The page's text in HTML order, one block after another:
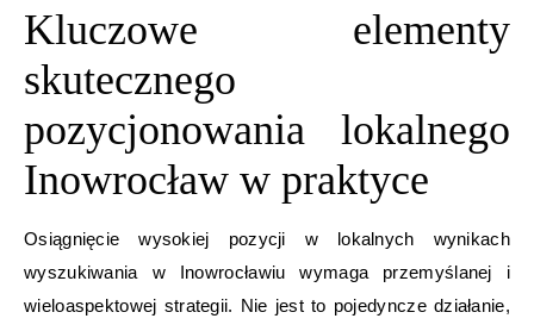
Kluczowe elementy
skutecznego
pozycjonowania lokalnego
Inowrocław w praktyce
Osiągnięcie wysokiej pozycji w lokalnych wynikach
wyszukiwania w Inowrocławiu wymaga przemyślanej i
wieloaspektowej strategii. Nie jest to pojedyncze działanie,